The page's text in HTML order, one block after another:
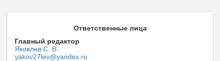
Ответственные лица
Главный редактор
Яковлев С. В.
yakov27lev@yandex.ru